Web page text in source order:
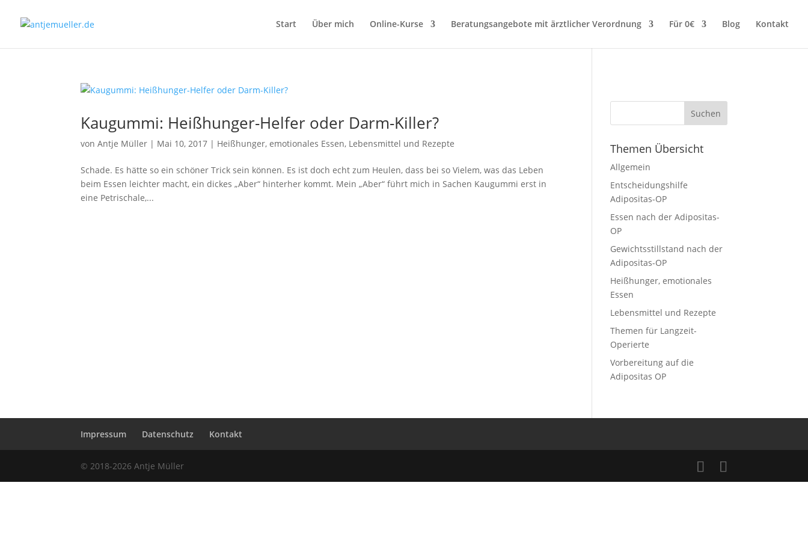
Start Über mich Online-Kurse Beratungsangebote mit ärztlicher Verordnung Für 0€ Blog Kontakt
Kaugummi: Heißhunger-Helfer oder Darm-Killer?
vonAntje Müller | Mai 10, 2017 | Heißhunger, emotionales Essen, Lebensmittel und Rezepte
Schade. Es hätte so ein schöner Trick sein können. Es ist doch echt zum Heulen, dass bei so Vielem, was das Leben
beim Essen leichter macht, ein dickes „Aber“ hinterher kommt. Mein „Aber“ führt mich in Sachen Kaugummi erst in
eine Petrischale,...
Themen Übersicht
Allgemein
Entscheidungshilfe
Adipositas-OP
Essen nach der Adipositas-
OP
Gewichtsstillstand nach der
Adipositas-OP
Heißhunger, emotionales
Essen
Lebensmittel und Rezepte
Themen für Langzeit-
Operierte
Vorbereitung auf die
Adipositas OP
Impressum Datenschutz Kontakt
© 2018-2026 Antje Müller